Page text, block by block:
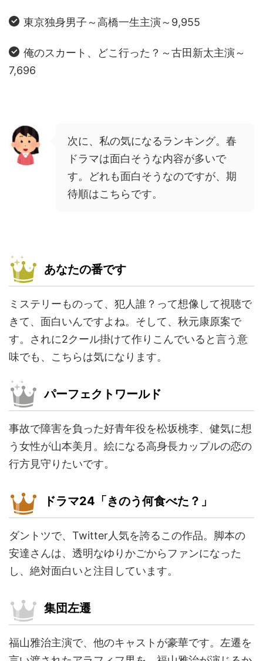
東京独身男子～高橋一生主演～9,955
俺のスカート、どこ行った？～古田新太主演～
7,696
次に、私の気になるランキング。春
ドラマは面白そうな内容が多いで
す。どれも面白そうなのですが、期
待順はこちらです。
あなたの番です
ミステリーものって、犯人誰？って想像して視聴で
きて、面白いんですよね。そして、秋元康原案で
す。されに2クール掛けて作りこんでいると言う意
味でも、こちらは気になります。
パーフェクトワールド
事故で障害を負った好青年役を松坂桃李、健気に想
う女性が山本美月。絵になる高身長カップルの恋の
行方見守りたいです。
ドラマ24「きのう何食べた？」
ダントツで、Twitter人気を誇るこの作品。脚本の
安達さんは、透明なゆりかごからファンになった
し、絶対面白いと注目しています。
集団左遷
福山雅治主演で、他のキャストが豪華です。左遷を